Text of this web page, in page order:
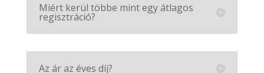
Miért kerül többe mint egy átlagos
regisztráció?
Az ár az éves díj?